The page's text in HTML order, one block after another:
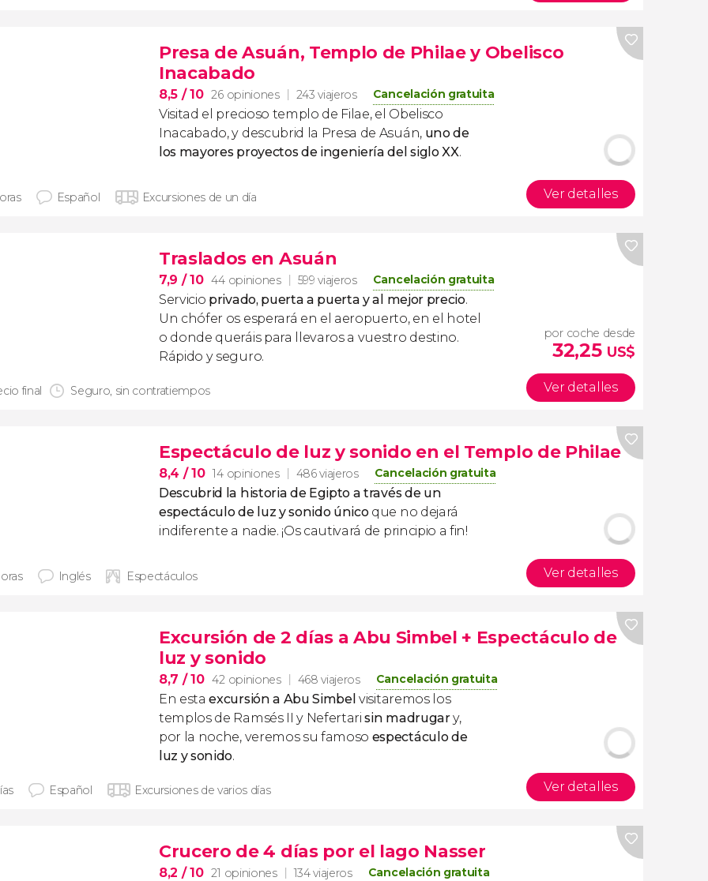
Presa de Asuán, Templo de Philae y Obelisco
Inacabado
8,5 / 10 26 opiniones 243 viajeros Cancelación gratuita
Visitad el precioso templo de Filae, el Obelisco
Inacabado, y descubrid la Presa de Asuán, uno de
los mayores proyectos de ingeniería del siglo XX.
Español Excursiones de un día Ver detalles
Traslados en Asuán
7,9 / 10 44 opiniones 599 viajeros Cancelación gratuita
Servicio privado, puerta a puerta y al mejor precio.
Un chófer os esperará en el aeropuerto, en el hotel
o donde queráis para llevaros a vuestro destino.
Rápido y seguro.
final Seguro, sin contratiempos
por coche desde
32,25 US$
Ver detalles
Espectáculo de luz y sonido en el Templo de Philae
8,4 / 10 14 opiniones 486 viajeros Cancelación gratuita
Descubrid la historia de Egipto a través de un
espectáculo de luz y sonido únicoque no dejará
indiferente a nadie. ¡Os cautivará de principio a fin!
Inglés Espectáculos Ver detalles
Excursión de 2 días a Abu Simbel + Espectáculo de
luz y sonido
8,7 / 10 42 opiniones 468 viajeros Cancelación gratuita
En estaexcursión a Abu Simbel visitaremos los
templos de Ramsés II y Nefertarisin madrugary,
por la noche, veremos su famoso espectáculo de
luz y sonido.
Español Excursiones de varios días Ver detalles
Crucero de 4 días por el lago Nasser
8,2 / 10 21 opiniones 134 viajeros Cancelación gratuita